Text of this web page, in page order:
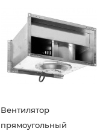
Вентилятор
прямоугольный